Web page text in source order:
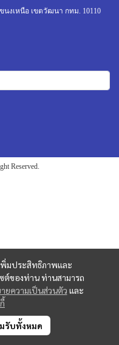
พิ่มประสิทธิภาพและ
ต์ของท่าน ท่านสามารถ
ยความเป็นส่วนตัว และ
รับทั้งหมด
นงเหนือ เขตวัฒนา กทม. 10110
Reserved.